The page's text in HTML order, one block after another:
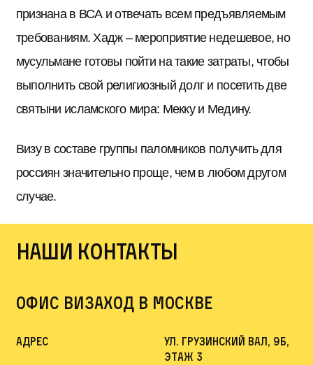
признана в ВСА и отвечать всем предъявляемым
требованиям. Хадж – мероприятие недешевое, но
мусульмане готовы пойти на такие затраты, чтобы
выполнить свой религиозный долг и посетить две
святыни исламского мира: Мекку и Медину.
Визу в составе группы паломников получить для
россиян значительно проще, чем в любом другом
случае.
Наши контакты
офис визаход в москве
Адрес
ул. Грузинский Вал, 9Б,
этаж 3